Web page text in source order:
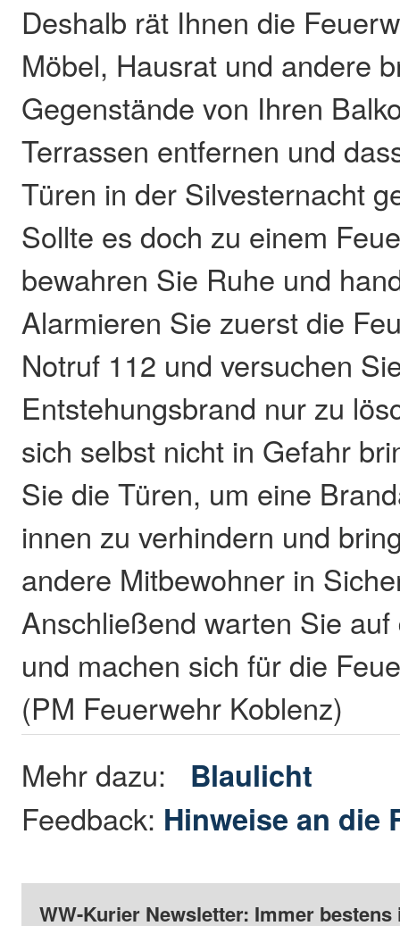
Deshalb rät Ihnen die
Möbel, Hausrat und andere
Gegenstände von Ihren
Terrassen entfernen und
Türen in der Silvesternacht
Sollte es doch zu einem
bewahren Sie Ruhe und
Alarmieren Sie zuerst die
Notruf 112 und versuchen
Entstehungsbrand nur zu
sich selbst nicht in Gefahr
Sie die Türen, um eine
innen zu verhindern und
andere Mitbewohner in
Anschließend warten Sie
und machen sich für die
(PM Feuerwehr Koblenz)
Mehr dazu: Blaulicht
Feedback: Hinweise an die
WW-Kurier Newsletter: Immer